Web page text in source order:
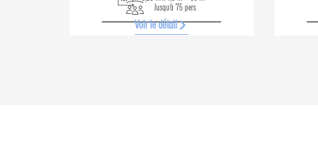
Jusqu’à 75 pers.
Voir le détail